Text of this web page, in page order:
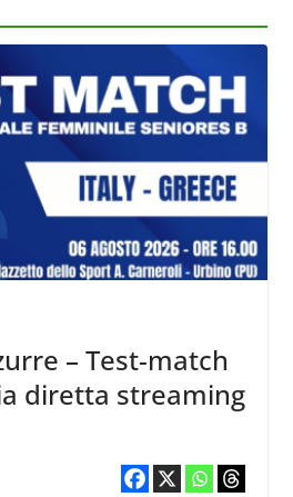
– Test-match
diretta streaming